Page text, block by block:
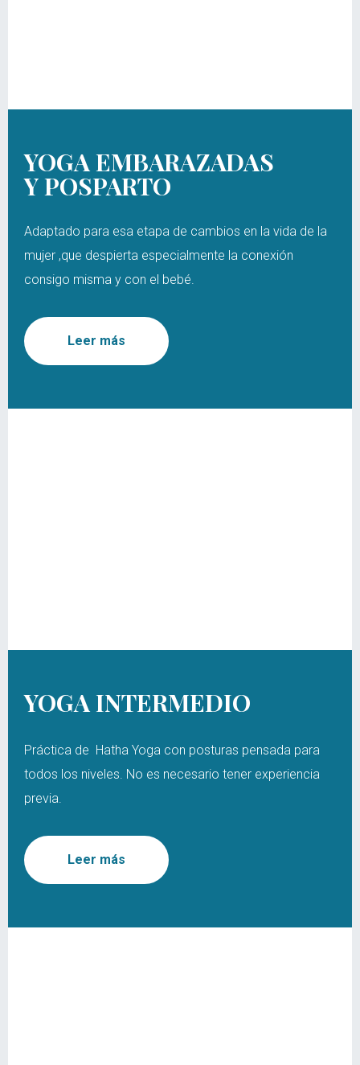
YOGA EMBARAZADAS
Y POSPARTO
Adaptado para esa etapa de cambios en la vida de la
mujer ,que despierta especialmente la conexión
consigo misma y con el bebé.
Leer más
YOGA INTERMEDIO
Práctica de Hatha Yoga con posturas pensada para
todos los niveles. No es necesario tener experiencia
previa.
Leer más